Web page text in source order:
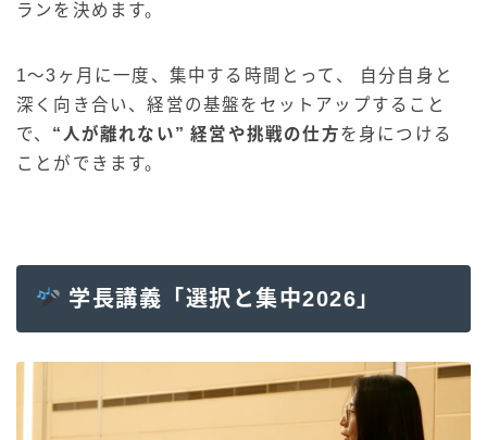
ランを決めます。
1〜3ヶ月に一度、集中する時間とって、 自分自身と
深く向き合い、経営の基盤をセットアップすること
で、 “人が離れない” 経営や挑戦の仕方を身につける
ことができます。
学長講義「選択と集中2026」